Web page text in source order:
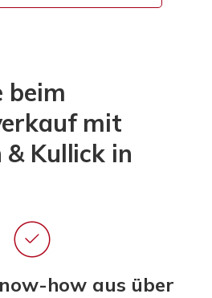
beim
mit
Kullick in
how aus über